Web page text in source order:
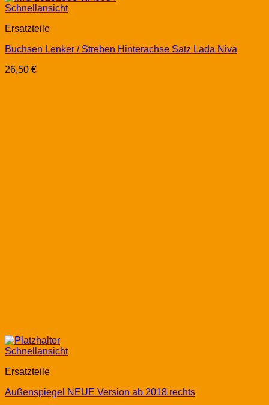
Schnellansicht
Ersatzteile
Buchsen Lenker / Streben Hinterachse Satz Lada Niva
26,50 €
Schnellansicht
Ersatzteile
Außenspiegel NEUE Version ab 2018 rechts